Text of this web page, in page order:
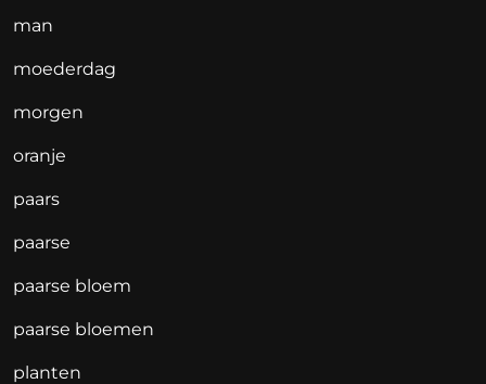
man
moederdag
morgen
oranje
paars
paarse
paarse bloem
paarse bloemen
planten